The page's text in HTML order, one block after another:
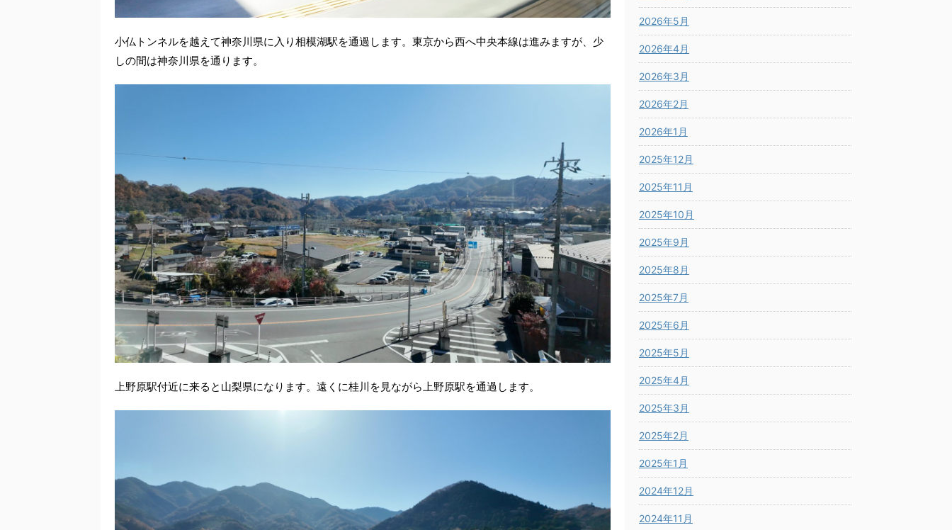
小仏トンネルを越えて神奈川県に入り相模湖駅を通過します。東京から西へ中央本線は進みますが、少
しの間は神奈川県を通ります。
上野原駅付近に来ると山梨県になります。遠くに桂川を見ながら上野原駅を通過します。
2026年5月
2026年4月
2026年3月
2026年2月
2026年1月
2025年12月
2025年11月
2025年10月
2025年9月
2025年8月
2025年7月
2025年6月
2025年5月
2025年4月
2025年3月
2025年2月
2025年1月
2024年12月
2024年11月